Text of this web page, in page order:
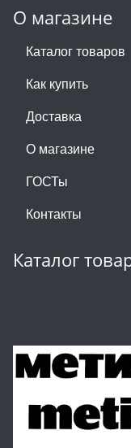
О магазине
Каталог товаров
Как купить
Доставка
О магазине
ГОСТы
Контакты
Каталог